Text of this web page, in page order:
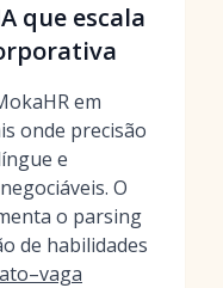
que escala
em
onde precisão
e
O
o parsing
de habilidades